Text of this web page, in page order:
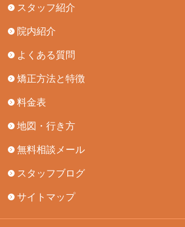
スタッフ紹介
院内紹介
よくある質問
矯正方法と特徴
料金表
地図・行き方
無料相談メール
スタッフブログ
サイトマップ